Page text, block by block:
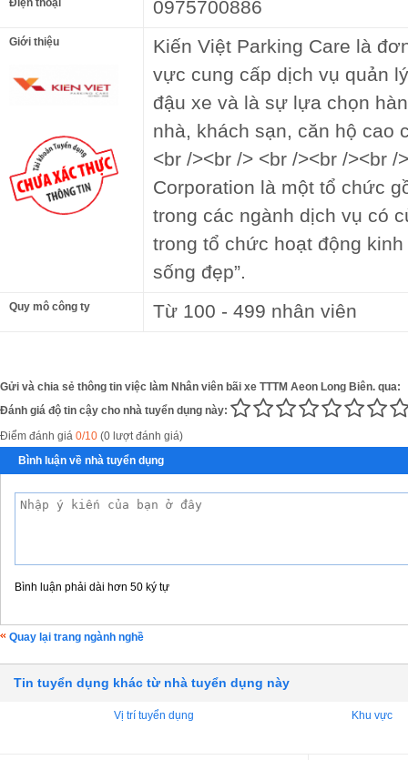
0975700886
Giới thiệu
Kiến Việt Parking Care là
vực cung cấp dịch vụ quản
đậu xe và là sự lựa chọn
nhà, khách sạn, căn hộ cao
<br /><br /> <br /><br /><br
Corporation là một tổ chức
trong các ngành dịch vụ có
trong tổ chức hoạt động
sống đẹp”.
Quy mô công ty Từ 100 - 499 nhân viên
Gửi và chia sẻ thông tin việc làm Nhân viên bãi xe TTTM Aeon Long Biên. qua:
Đánh giá độ tin cậy cho nhà tuyển dụng này:
Điểm đánh giá 0/10 (0 lượt đánh giá)
Bình luận về nhà tuyển dụng
Bình luận phải dài hơn 50 ký tự
Quay lại trang ngành nghề
Tin tuyển dụng khác từ nhà tuyển dụng này
Vị trí tuyển dụng Khu vực